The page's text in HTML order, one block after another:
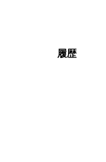
履歴